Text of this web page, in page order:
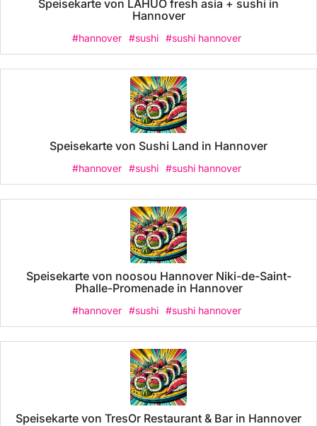
Speisekarte von LAHUO fresh asia + sushi in
Hannover
#hannover #sushi #sushi hannover
Speisekarte von Sushi Land in Hannover
#hannover #sushi #sushi hannover
Speisekarte von noosou Hannover Niki-de-Saint-
Phalle-Promenade in Hannover
#hannover #sushi #sushi hannover
Speisekarte von TresOr Restaurant & Bar in Hannover